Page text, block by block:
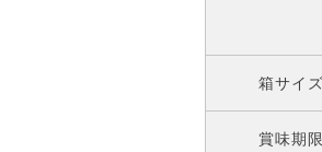
箱サイズ
賞味期限